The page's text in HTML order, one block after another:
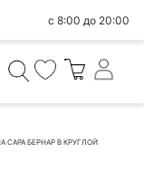
с 8:00 до 20:00
САРА БЕРНАР В КРУГЛОЙ